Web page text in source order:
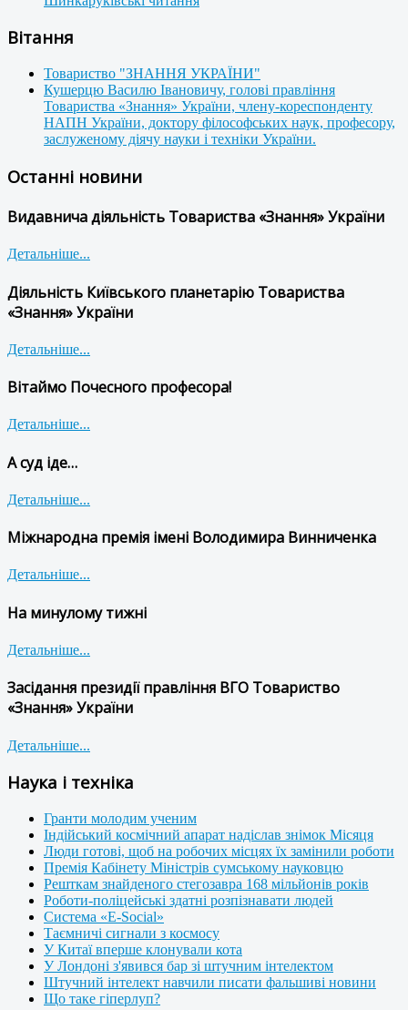
Вітання
Товариство "ЗНАННЯ УКРАЇНИ"
Кушерцю Василю Івановичу, голові правління
Товариства «Знання» України, члену-кореспонденту
НАПН України, доктору філософських наук, професору,
заслуженому діячу науки і техніки України.
Останні новини
Видавнича діяльність Товариства «Знання» України
Детальніше...
Діяльність Київського планетарію Товариства
«Знання» України
Детальніше...
Вітаймо Почесного професора!
Детальніше...
А суд іде…
Детальніше...
Міжнародна премія імені Володимира Винниченка
Детальніше...
На минулому тижні
Детальніше...
Засідання президії правління ВГО Товариство
«Знання» України
Детальніше...
Наука і техніка
Гранти молодим ученим
Індійський космічний апарат надіслав знімок Місяця
Люди готові, щоб на робочих місцях їх замінили роботи
Премія Кабінету Міністрів сумському науковцю
Решткам знайденого стегозавра 168 мільйонів років
Роботи-поліцейські здатні розпізнавати людей
Система «E-Social»
Таємничі сигнали з космосу
У Китаї вперше клонували кота
У Лондоні з'явився бар зі штучним інтелектом
Штучний інтелект навчили писати фальшиві новини
Що таке гіперлуп?